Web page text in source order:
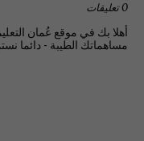
0 تعليقات
أهلا بك في موقع عُمان
مساهماتك الطيبة - دائما